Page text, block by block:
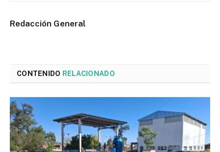
Redacción General
CONTENIDO RELACIONADO